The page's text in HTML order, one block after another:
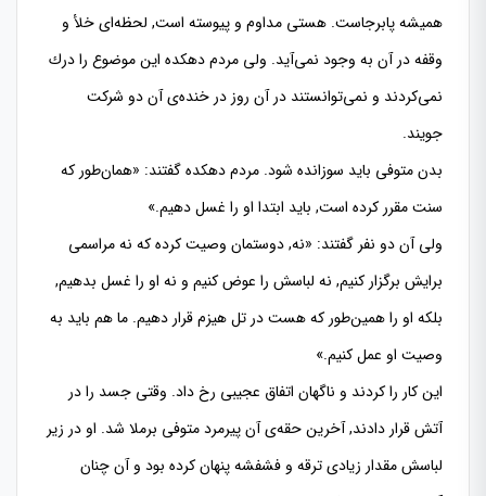
همیشه پابرجاست. هستی مداوم و پیوسته است, لحظه‌‌ای خلأ و
وقفه در آن به وجود نمی‌آید. ولی مردم دهكده این موضوع را درك
نمی‌كردند و نمی‌توانستند در آن روز در خنده‌ی آن دو شركت
جویند.
بدن متوفی باید سوزانده ‌شود. مردم دهكده گفتند: «همان‌طور كه
سنت مقرر كرده است, باید ابتدا او را غسل دهیم.»
ولی آن دو نفر گفتند: «نه, دوستمان وصیت كرده كه نه مراسمی
برایش برگزار كنیم, نه لباسش را عوض كنیم و نه او را غسل بدهیم,
بلكه او را همین‌طور كه هست در تل هیزم قرار دهیم. ما هم باید به
وصیت او عمل كنیم.»
این كار را كردند و ناگهان اتفاق عجیبی رخ داد. وقتی جسد را در
آتش قرار دادند, آخرین حقه‌ی آن پیرمرد متوفی برملا شد. او در زیر
لباسش مقدار زیادی ترقه و فشفشه پنهان كرده بود و آن چنان